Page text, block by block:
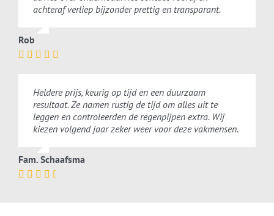
achteraf verliep bijzonder prettig en transparant.
Rob
Heldere prijs, keurig op tijd en een duurzaam
resultaat. Ze namen rustig de tijd om alles uit te
leggen en controleerden de regenpijpen extra. Wij
kiezen volgend jaar zeker weer voor deze vakmensen.
Fam. Schaafsma